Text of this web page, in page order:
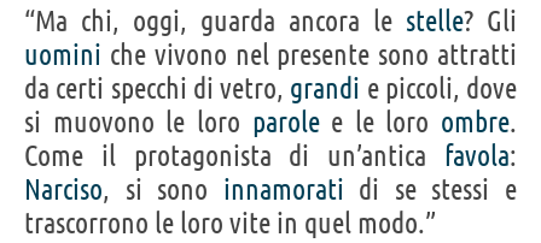
“Ma chi, oggi, guarda ancora le stelle? Gli
uomini che vivono nel presente sono attratti
da certi specchi di vetro, grandi e piccoli, dove
si muovono le loro parolee le loro ombre.
Come il protagonista di un’antica favola:
Narciso, si sono innamorati di se stessi e
trascorrono le loro vite in quel modo.”